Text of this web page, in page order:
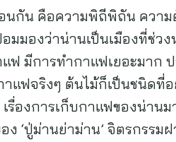
นกัน คือความพิถีพิถัน ความ
มมองว่าน่านเป็นเมืองที่ช่ว
มีการทำกาแฟเยอะมาก
แฟจริงๆ ต้นไม้ก็เป็นชนิดที่
รื่องการเก็บกาแฟของน่าน
‘ปู่ม่านย่าม่าน’ จิตรกรร